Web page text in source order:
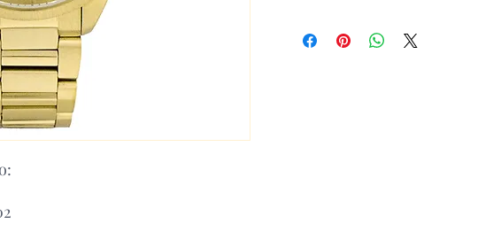
disponibilidad del producto via whatsapp